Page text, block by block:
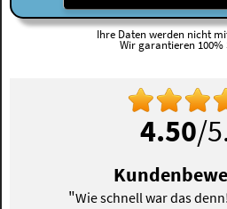
Ihre Daten werden nicht
Wir garantieren 100%
4.50/
"Wie schnell war das